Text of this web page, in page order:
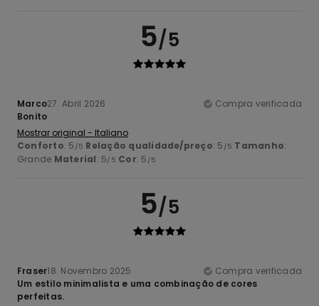
5/5
Marco27. Abril 2026
Compra verificada
Bonito
Mostrar original - Italiano
Conforto: 5 /5 Relação qualidade/preço: 5 /5 Tamanho:
Grande Material: 5/5 Cor: 5 /5
5/5
Fraser18. Novembro 2025
Compra verificada
Um estilo minimalista e uma combinação de cores
perfeitas.